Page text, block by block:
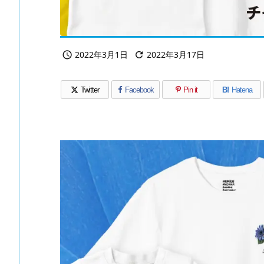
 2022年3月1日  2022年3月17日
Twitter Facebook Pin it B! Hatena